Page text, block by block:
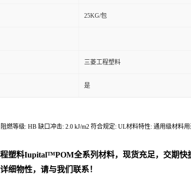
25KG/包
三菱工程塑料
是
燃等级: HB 缺口冲击: 2.0 kJ/m2 符合规定: UL材料特性: 通用级材
塑料Iupital™POM全系列材料，现货充足，交期快
细物性，请与我们联系！